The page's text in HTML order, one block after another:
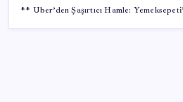
** Uber’den Şaşırtıcı Hamle: